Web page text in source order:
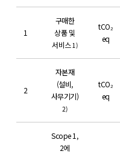
1
구매한
상품 및
서비스1)
tCO₂
eq
2
자본재
(설비,
사무기기)
2)
tCO₂
eq
Scope 1,
2에